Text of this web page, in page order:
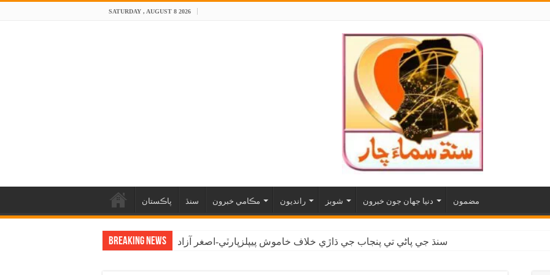
SATURDAY , AUGUST 8 2026
پاڪستان سنڌ مڪامي خبرون رانديون شوبز دنيا جهان جون خبرون مضمون
Breaking News سنڌ جي پاڻي تي پنجاب جي ڌاڙي خلاف خاموش پيپلزپارٽي-اصغر آزاد